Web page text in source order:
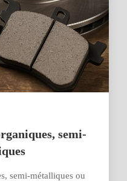
semi-
semi-métalliques ou